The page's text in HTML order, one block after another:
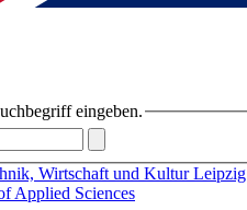
eingeben.
Wirtschaft und Kultur Leipzig
Applied Sciences